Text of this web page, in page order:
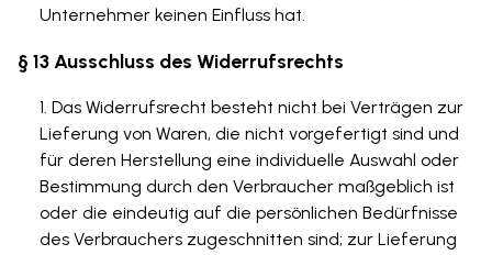
Unternehmer keinen Einfluss hat.
§ 13 Ausschluss des Widerrufsrechts
Das Widerrufsrecht besteht nicht bei Verträgen zur
Lieferung von Waren, die nicht vorgefertigt sind und
für deren Herstellung eine individuelle Auswahl oder
Bestimmung durch den Verbraucher maßgeblich ist
oder die eindeutig auf die persönlichen Bedürfnisse
des Verbrauchers zugeschnitten sind; zur Lieferung